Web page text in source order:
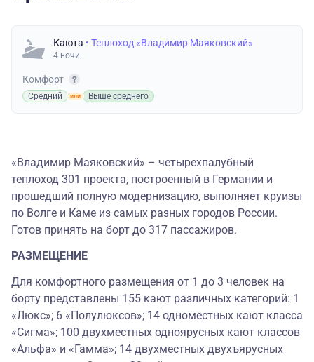
Каюта • Теплоход «Владимир Маяковский»
4 ночи
Комфорт
Средний Выше среднего
«Владимир Маяковский» – четырехпалубный
теплоход 301 проекта, построенный в Германии и
прошедший полную модернизацию, выполняет круизы
по Волге и Каме из самых разных городов России.
Готов принять на борт до 317 пассажиров.
РАЗМЕЩЕНИЕ
Для комфортного размещения от 1 до 3 человек на
борту представлены 155 кают различных категорий: 1
«Люкс»; 6 «Полулюксов»; 14 одноместных кают класса
«Сигма»; 100 двухместных одноярусных кают классов
«Альфа» и «Гамма»; 14 двухместных двухъярусных